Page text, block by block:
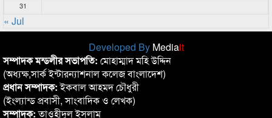
31
« Jul
Developed By Mediait
সম্পাদক মন্ডলীর সভাপতি: মোহাম্মাদ মহি উদ্দিন
(অধ্যক্ষ,সার্ক ইন্টারন্যাশনাল কলেজ বাংলাদেশ)
প্রধান সম্পাদক:ইকবাল আহমদ চৌধুরী
(ইংল্যান্ড প্রবাসী, সাংবাদিক ও লেখক)
সম্পাদক:তাওহীদুল ইসলাম